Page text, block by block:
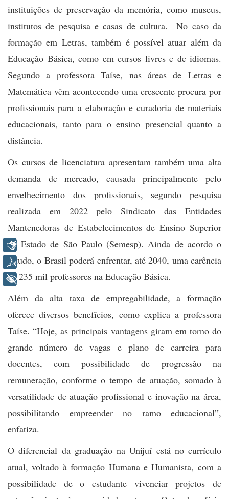
instituições de preservação da memória, como museus,
institutos de pesquisa e casas de cultura. No caso da
formação em Letras, também é possível atuar além da
Educação Básica, como em cursos livres e de idiomas.
Segundo a professora Taíse, nas áreas de Letras e
Matemática vêm acontecendo uma crescente procura por
profissionais para a elaboração e curadoria de materiais
educacionais, tanto para o ensino presencial quanto a
distância.
Os cursos de licenciatura apresentam também uma alta
demanda de mercado, causada principalmente pelo
envelhecimento dos profissionais, segundo pesquisa
realizada em 2022 pelo Sindicato das Entidades
Mantenedoras de Estabelecimentos de Ensino Superior
no Estado de São Paulo (Semesp). Ainda de acordo o
estudo, o Brasil poderá enfrentar, até 2040, uma carência
de 235 mil professores na Educação Básica.
Além da alta taxa de empregabilidade, a formação
oferece diversos benefícios, como explica a professora
Taíse. “Hoje, as principais vantagens giram em torno do
grande número de vagas e plano de carreira para
docentes, com possibilidade de progressão na
remuneração, conforme o tempo de atuação, somado à
versatilidade de atuação profissional e inovação na área,
possibilitando empreender no ramo educacional”,
enfatiza.
O diferencial da graduação na Unijuí está no currículo
atual, voltado à formação Humana e Humanista, com a
possibilidade de o estudante vivenciar projetos de
Libras
Voz
+ Acessibilidade